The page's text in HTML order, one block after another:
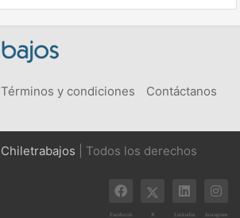
Términos y condiciones
Contáctanos
Chiletrabajos | Todos los derechos
Facebook X Linkedin Instagram